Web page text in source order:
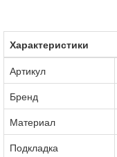
Характеристики
Артикул
Бренд
Материал
Подкладка